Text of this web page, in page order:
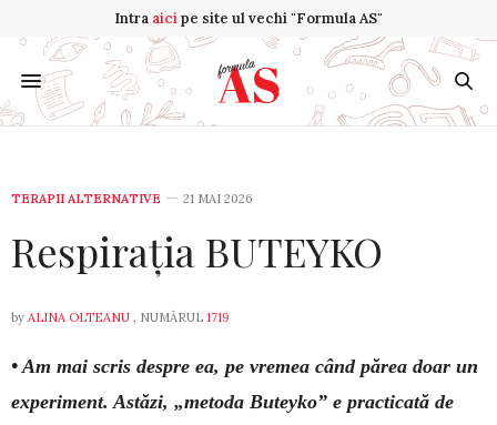
Intra aicipe site ul vechi "Formula AS"
TERAPII ALTERNATIVE 21 MAI 2026
Respirația BUTEYKO
by ALINA OLTEANU , NUMĂRUL 1719
• Am mai scris despre ea, pe vremea când părea doar un
experiment. Astăzi, „metoda Bu­teyko” e practicată de